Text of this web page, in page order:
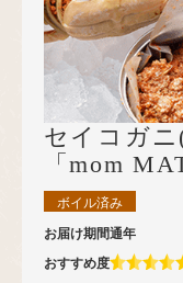
セイコガ
「mom
ボイル済み
お届け期間通年
おすすめ度